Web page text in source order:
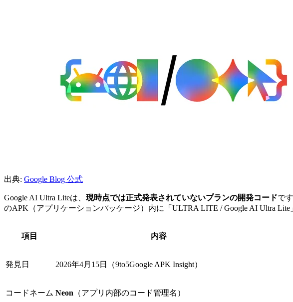
出典: Google Blog 公式
Google AI Ultra Liteは、 現時点では正式発表されていないプランの開発コードで
のAPK（アプリケーションパッケージ）内に「ULTRA LITE / Google AI Ultra
項目 内容
発見日 2026年4月15日（9to5Google APK Insight）
コードネーム Neon （アプリ内部のコード管理名）